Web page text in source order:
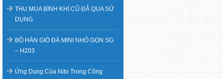
THU MUA BÌNH KHÍ CŨ ĐÃ QUA SỬ
DỤNG
BỘ HÀN GIÓ ĐÁ MINI NHỎ GỌN SG
– H203
Ứng Dụng Của Nito Trong Công